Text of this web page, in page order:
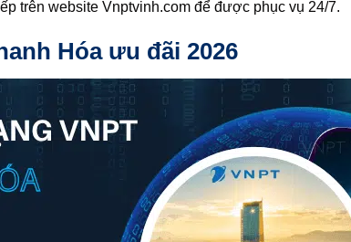
trên website Vnptvinh.com để được phục vụ 24/7.
Hóa ưu đãi 2026